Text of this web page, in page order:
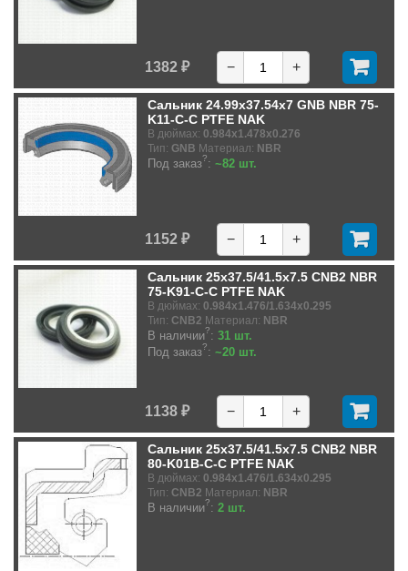
1382 ₽ − +
Сальник 24.99x37.54x7 GNB NBR 75-
K11-C-C PTFE NAK
В дюймах: 0.984x1.478x0.276
Тип: GNB Материал: NBR
Под заказ?: ~82 шт.
1152 ₽ − +
Сальник 25x37.5/41.5x7.5 CNB2 NBR
75-K91-C-C PTFE NAK
В дюймах: 0.984x1.476/1.634x0.295
Тип: CNB2 Материал: NBR
В наличии?: 31 шт.
Под заказ?: ~20 шт.
1138 ₽ − +
Сальник 25x37.5/41.5x7.5 CNB2 NBR
80-K01B-C-C PTFE NAK
В дюймах: 0.984x1.476/1.634x0.295
Тип: CNB2 Материал: NBR
В наличии?: 2 шт.